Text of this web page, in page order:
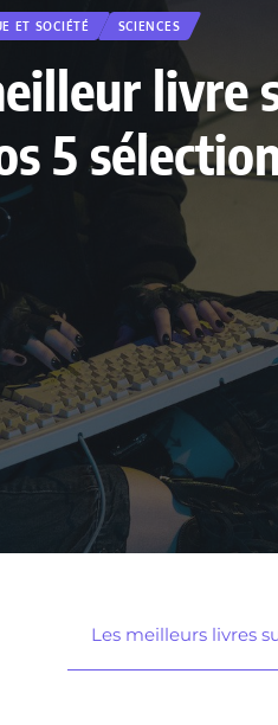
ET SOCIÉTÉ SCIENCES
livre
5
Les meilleurs livres